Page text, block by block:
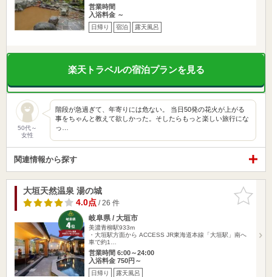
営業時間
入浴料金 ～
日帰り 宿泊 露天風呂
楽天トラベルの宿泊プランを見る
50代～
女性
階段が急過ぎて、年寄りには危ない。 当日50発の花火が上がる
事をちゃんと教えて欲しかった。そしたらもっと楽しい旅行にな
っ…
関連情報から探す
お気に入
りに追加
大垣天然温泉 湯の城
4.0点/ 26 件
岐阜県 / 大垣市
美濃青柳駅933m
・大垣駅方面から ACCESS JR東海道本線「大垣駅」南へ
車で約1…
営業時間 6:00～24:00
入浴料金 750円～
日帰り 露天風呂